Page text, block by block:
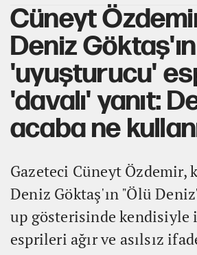
Cüneyt
Deniz Göktaş'ın
'uyuşturucu'
'davalı' yanıt:
acaba ne
Gazeteci Cüneyt Özdemir,
Deniz Göktaş'ın "Ölü
up gösterisinde kendisiyle
esprileri ağır ve asılsız